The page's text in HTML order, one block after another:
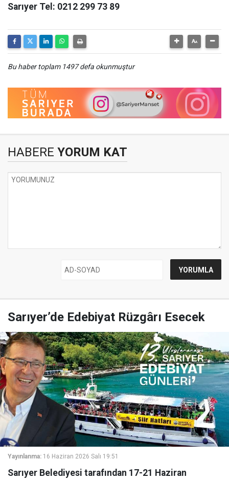
Sarıyer Tel: 0212 299 73 89
Bu haber toplam 1497 defa okunmuştur
HABERE YORUM KAT
Sarıyer’de Edebiyat Rüzgârı Esecek
Yayınlanma: 16 Haziran 2026 Salı 19:51
Sarıyer Belediyesi tarafından 17-21 Haziran